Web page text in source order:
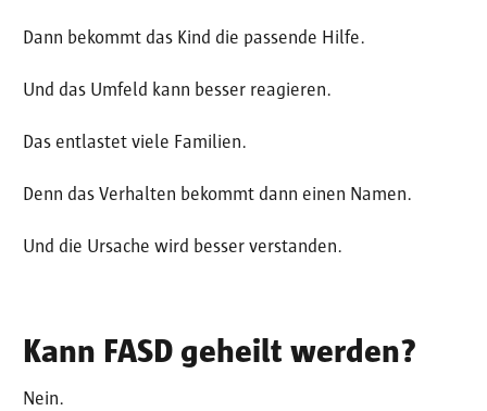
Dann bekommt das Kind die passende Hilfe.
Und das Umfeld kann besser reagieren.
Das entlastet viele Familien.
Denn das Verhalten bekommt dann einen Namen.
Und die Ursache wird besser verstanden.
Kann FASD geheilt werden?
Nein.